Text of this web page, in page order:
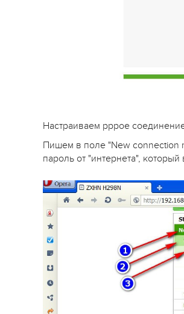
Настраиваем pppoe
Пишем в поле "New connection
пароль от "интернета",